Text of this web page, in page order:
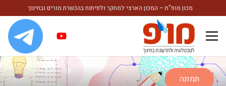
מכון מופ"ת – המכון הארצי למחקר ולפיתוח בהכשרת מורים ובחינוך
תמונה